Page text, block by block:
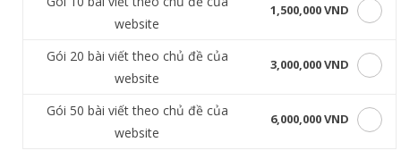
website
1,500,000 VND
Gói 20 bài viết theo chủ đề của
website
3,000,000 VND
Gói 50 bài viết theo chủ đề của
website
6,000,000 VND